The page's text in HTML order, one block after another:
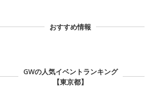
おすすめ情報
GWの人気イベントランキング
【東京都】